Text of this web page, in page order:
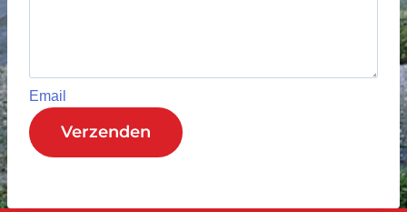
Email
Verzenden